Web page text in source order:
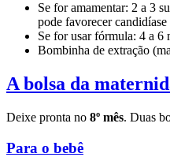
Se for amamentar: 2 a 3
pode favorecer
Se for usar fórmula: 4 a 6
Bombinha de extração
A bolsa da
Deixe pronta no 8º mês. Duas
Para o bebê